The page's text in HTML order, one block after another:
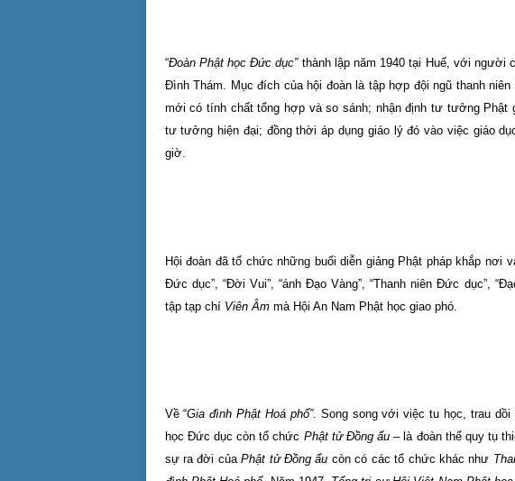
“Đoàn Phật học Đức dục”thành lập năm 1940 tại Huế, với người
Đình Thám. Mục đích của hội đoàn là tập hợp đội ngũ thanh
mới có tính chất tổng hợp và so sánh; nhận định tư tưởng Phật
tư tưởng hiện đại; đồng thời áp dụng giáo lý đó vào việc giáo
giờ.
Hội đoàn đã tổ chức những buổi diễn giảng Phật pháp khắp nơi
Đức dục”, “Đời Vui”, “ánh Đạo Vàng”, “Thanh niên Đức dục”,
tập tạp chí Viên Âmmà Hội An Nam Phật học giao phó.
Về “Gia đình Phật Hoá phổ”. Song song với việc tu học, trau
học Đức dục còn tổ chức Phật tử Đồng ấu– là đoàn thể quy tụ
sự ra đời củaPhật tử Đồng ấu còn có các tổ chức khác như